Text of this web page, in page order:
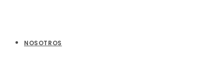
NOSOTROS